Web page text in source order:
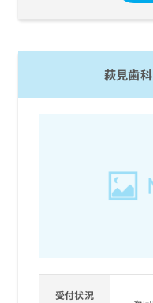
萩見歯
受付状況